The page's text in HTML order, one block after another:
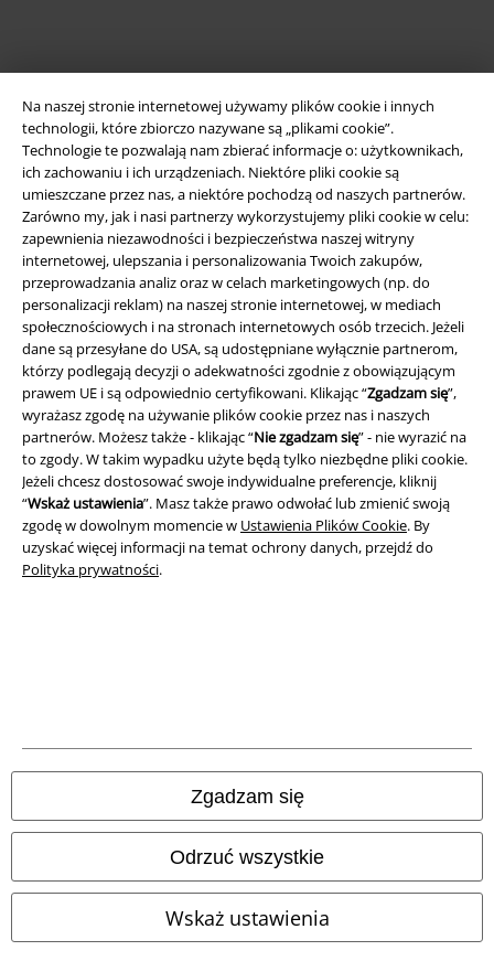
Na naszej stronie internetowej używamy plików cookie i innych
technologii, które zbiorczo nazywane są „plikami cookie”.
Technologie te pozwalają nam zbierać informacje o: użytkownikach,
ich zachowaniu i ich urządzeniach. Niektóre pliki cookie są
umieszczane przez nas, a niektóre pochodzą od naszych partnerów.
Zarówno my, jak i nasi partnerzy wykorzystujemy pliki cookie w celu:
zapewnienia niezawodności i bezpieczeństwa naszej witryny
internetowej, ulepszania i personalizowania Twoich zakupów,
przeprowadzania analiz oraz w celach marketingowych (np. do
personalizacji reklam) na naszej stronie internetowej, w mediach
społecznościowych i na stronach internetowych osób trzecich. Jeżeli
dane są przesyłane do USA, są udostępniane wyłącznie partnerom,
którzy podlegają decyzji o adekwatności zgodnie z obowiązującym
prawem UE i są odpowiednio certyfikowani. Klikając “Zgadzam się”,
wyrażasz zgodę na używanie plików cookie przez nas i naszych
partnerów. Możesz także - klikając “Nie zgadzam się” - nie wyrazić na
to zgody. W takim wypadku użyte będą tylko niezbędne pliki cookie.
Jeżeli chcesz dostosować swoje indywidualne preferencje, kliknij
“Wskaż ustawienia”. Masz także prawo odwołać lub zmienić swoją
zgodę w dowolnym momencie w Ustawienia Plików Cookie. By
uzyskać więcej informacji na temat ochrony danych, przejdź do
Polityka prywatności.
Zgadzam się
Odrzuć wszystkie
Wskaż ustawienia
Informacje prawne
Regulamin
Dane firmy
Polityka prywatności
Unieszkodliwianie odpadów i ochrona środowiska
Deklaracja Zgodności
Informacje dotyczące dostępności
Ustawienia Plików Cookie
Sklepy internetowe EMP